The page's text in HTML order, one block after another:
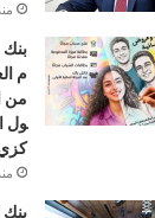
م
من
ول